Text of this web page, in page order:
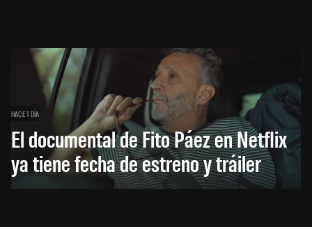
HACE 1 DÍA
El documental de Fito Páez en Netflix
ya tiene fecha de estreno y tráiler